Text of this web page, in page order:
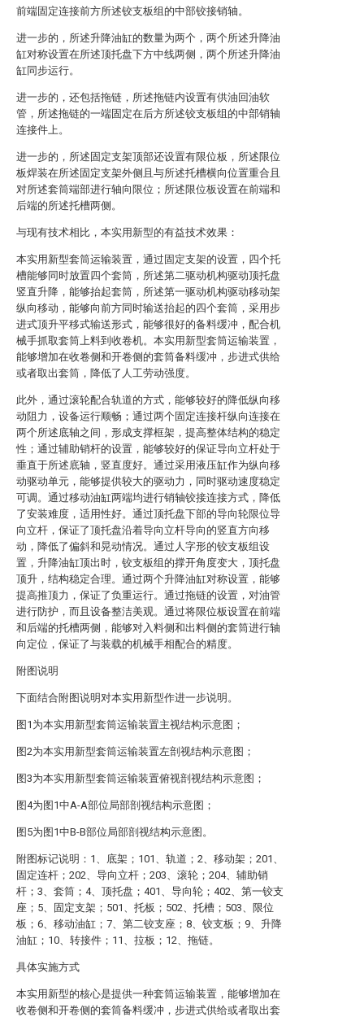
前端固定连接前方所述铰支板组的中部铰接销轴。
进一步的，所述升降油缸的数量为两个，两个所述升降油
缸对称设置在所述顶托盘下方中线两侧，两个所述升降油
缸同步运行。
进一步的，还包括拖链，所述拖链内设置有供油回油软
管，所述拖链的一端固定在后方所述铰支板组的中部销轴
连接件上。
进一步的，所述固定支架顶部还设置有限位板，所述限位
板焊装在所述固定支架外侧且与所述托槽横向位置重合且
对所述套筒端部进行轴向限位；所述限位板设置在前端和
后端的所述托槽两侧。
与现有技术相比，本实用新型的有益技术效果：
本实用新型套筒运输装置，通过固定支架的设置，四个托
槽能够同时放置四个套筒，所述第二驱动机构驱动顶托盘
竖直升降，能够抬起套筒，所述第一驱动机构驱动移动架
纵向移动，能够向前方同时输送抬起的四个套筒，采用步
进式顶升平移式输送形式，能够很好的备料缓冲，配合机
械手抓取套筒上料到收卷机。本实用新型套筒运输装置，
能够增加在收卷侧和开卷侧的套筒备料缓冲，步进式供给
或者取出套筒，降低了人工劳动强度。
此外，通过滚轮配合轨道的方式，能够较好的降低纵向移
动阻力，设备运行顺畅；通过两个固定连接杆纵向连接在
两个所述底轴之间，形成支撑框架，提高整体结构的稳定
性；通过辅助销杆的设置，能够较好的保证导向立杆处于
垂直于所述底轴，竖直度好。通过采用液压缸作为纵向移
动驱动单元，能够提供较大的驱动力，同时驱动速度稳定
可调。通过移动油缸两端均进行销轴铰接连接方式，降低
了安装难度，适用性好。通过顶托盘下部的导向轮限位导
向立杆，保证了顶托盘沿着导向立杆导向的竖直方向移
动，降低了偏斜和晃动情况。通过人字形的铰支板组设
置，升降油缸顶出时，铰支板组的撑开角度变大，顶托盘
顶升，结构稳定合理。通过两个升降油缸对称设置，能够
提高推顶力，保证了负重运行。通过拖链的设置，对油管
进行防护，而且设备整洁美观。通过将限位板设置在前端
和后端的托槽两侧，能够对入料侧和出料侧的套筒进行轴
向定位，保证了与装载的机械手相配合的精度。
附图说明
下面结合附图说明对本实用新型作进一步说明。
图1为本实用新型套筒运输装置主视结构示意图；
图2为本实用新型套筒运输装置左剖视结构示意图；
图3为本实用新型套筒运输装置俯视剖视结构示意图；
图4为图1中A-A部位局部剖视结构示意图；
图5为图1中B-B部位局部剖视结构示意图。
附图标记说明：1、底架；101、轨道；2、移动架；201、
固定连杆；202、导向立杆；203、滚轮；204、辅助销
杆；3、套筒；4、顶托盘；401、导向轮；402、第一铰支
座；5、固定支架；501、托板；502、托槽；503、限位
板；6、移动油缸；7、第二铰支座；8、铰支板；9、升降
油缸；10、转接件；11、拉板；12、拖链。
具体实施方式
本实用新型的核心是提供一种套筒运输装置，能够增加在
收卷侧和开卷侧的套筒备料缓冲，步进式供给或者取出套